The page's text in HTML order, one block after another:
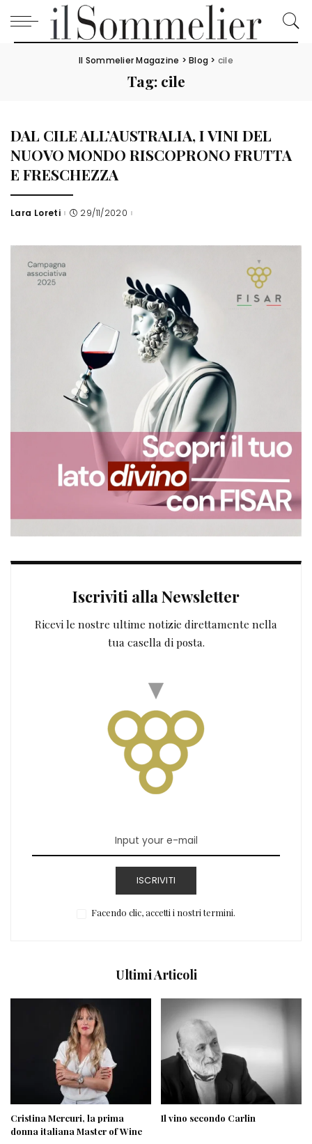
Il Sommelier Magazine >Blog > cile
Tag: cile
DAL CILE ALL’AUSTRALIA, I VINI DEL
NUOVO MONDO RISCOPRONO FRUTTA
E FRESCHEZZA
Posted
Lara Loreti 29/11/2020
Iscriviti alla Newsletter
Ricevi le nostre ultime notizie direttamente nella
tua casella di posta.
ISCRIVITI
Facendo clic, accetti i nostri termini.
Ultimi Articoli
Cristina Mercuri, la prima
donna italiana Master of Wine
Il vino secondo Carlin